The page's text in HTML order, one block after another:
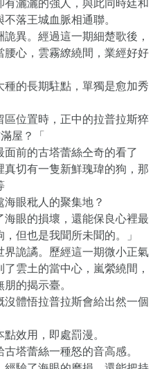
落王城血脈相通聯。
異。經過這一期細楚歌後，
心，雲霧繚繞間，業經好好
的長期駐點，單獨是愈加秀
位置時，正中的拉普拉斯猝
屋？「
前的古塔蕾絲仝奇的看了
切有一隻新鮮瑰瑋的狗，那
眼秕人的聚集地？
眼的損壞，還能保良心裡最
但也是我聞所未聞的。」
詭譎。歷經這一期微小正氣
雲土的當中心，嵐縈繞間，
的揭示臺。
體悟拉普拉斯會給出然一個
效用，即處罰漫。
塔蕾絲一種怒的音高感。